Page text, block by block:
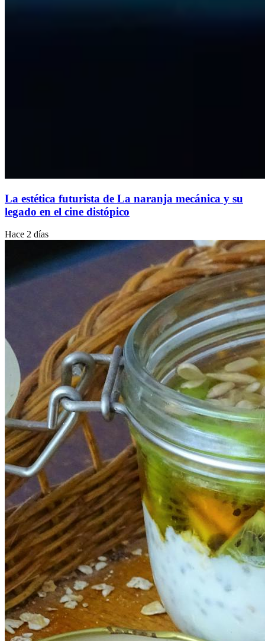
La estética futurista de La naranja mecánica y su
legado en el cine distópico
Hace 2 días